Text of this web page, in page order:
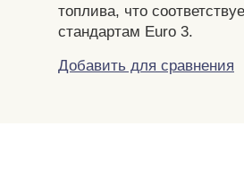
топлива, что
стандартам Euro 3.
Добавить для сравнения